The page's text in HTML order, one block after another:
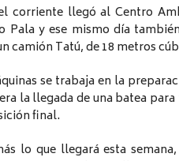
corriente llegó al Centro
Pala y ese mismo día
camión Tatú, de 18 metros
se trabaja en la
la llegada de una batea
final.
lo que llegará esta